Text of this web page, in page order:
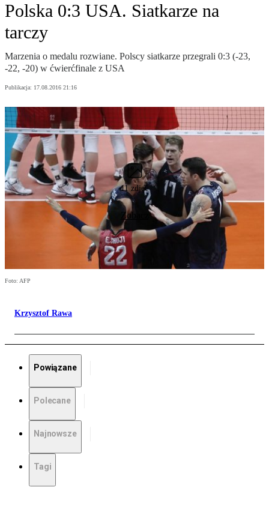
Polska 0:3 USA. Siatkarze na
tarczy
Marzenia o medalu rozwiane. Polscy siatkarze przegrali 0:3 (-23,
-22, -20) w ćwierćfinale z USA
Publikacja: 17.08.2016 21:16
11 zdjęć
Zobacz
Foto: AFP
Krzysztof Rawa
Powiązane
Polecane
Najnowsze
Tagi